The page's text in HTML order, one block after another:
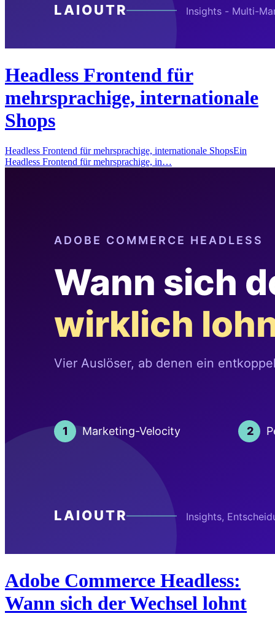
Headless Frontend für
mehrsprachige, internationale
Shops
Headless Frontend für mehrsprachige, internationale ShopsEin
Headless Frontend für mehrsprachige, in…
Adobe Commerce Headless:
Wann sich der Wechsel lohnt